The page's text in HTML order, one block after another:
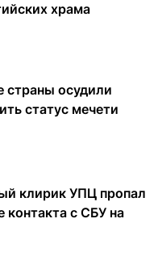
храма
страны осудили
статус мечети
клирик УПЦ пропал
контакта с СБУ на